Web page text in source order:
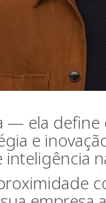
— ela
e